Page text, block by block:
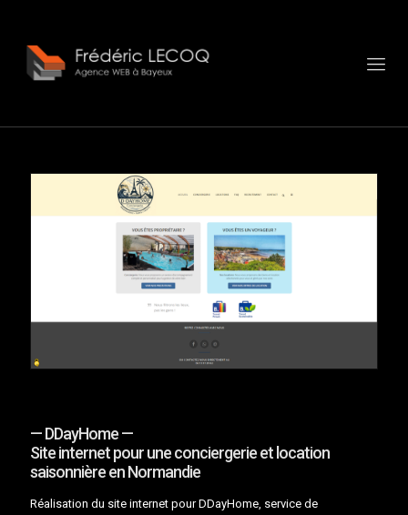
— DDayHome —
Site internet pour une conciergerie et location
saisonnière en Normandie
Réalisation du site internet pour DDayHome, service de